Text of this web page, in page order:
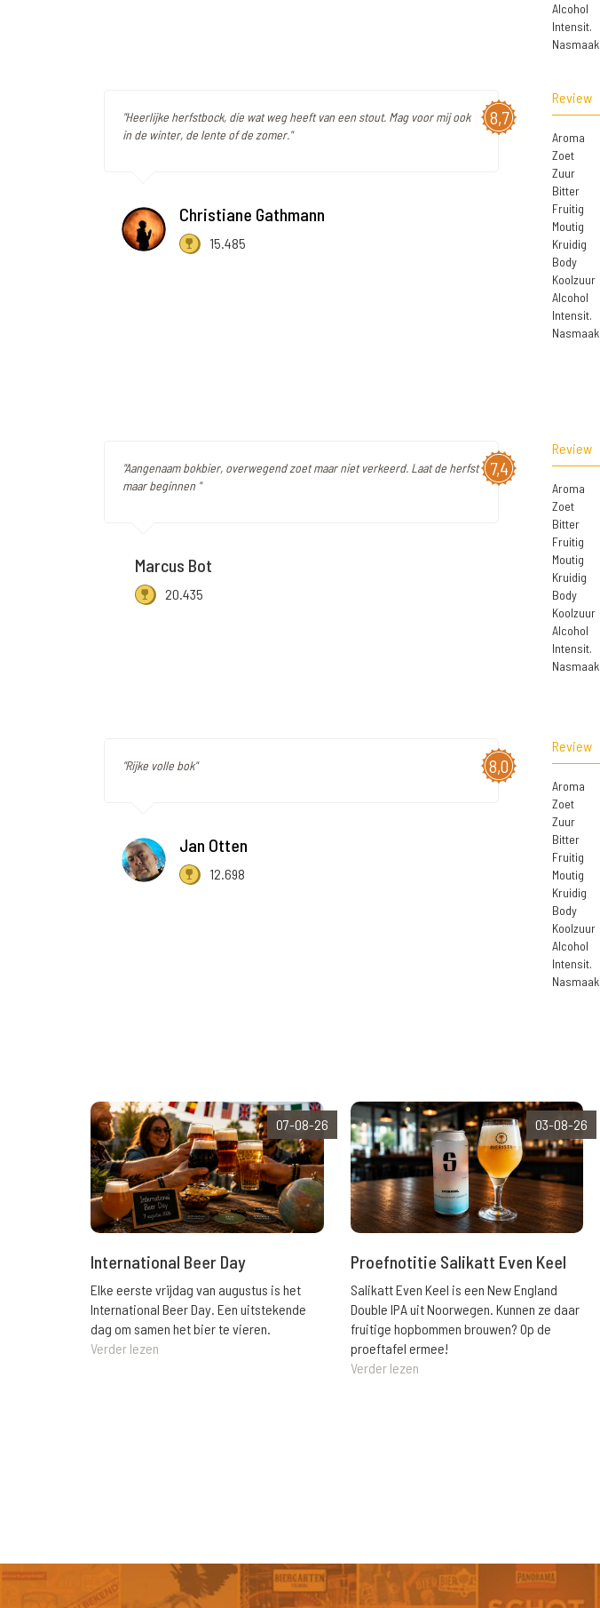
Alcohol
Intensit.
Nasmaak
8,7
"Heerlijke herfstbock, die wat weg heeft van een stout. Mag voor mij ook
in de winter, de lente of de zomer."
Christiane Gathmann
15.485
Review
Aroma
Zoet
Zuur
Bitter
Fruitig
Moutig
Kruidig
Body
Koolzuur
Alcohol
Intensit.
Nasmaak
7,4
"Aangenaam bokbier, overwegend zoet maar niet verkeerd. Laat de herfst
maar beginnen "
Marcus Bot
20.435
Review
Aroma
Zoet
Bitter
Fruitig
Moutig
Kruidig
Body
Koolzuur
Alcohol
Intensit.
Nasmaak
8,0
"Rijke volle bok"
Jan Otten
12.698
Review
Aroma
Zoet
Zuur
Bitter
Fruitig
Moutig
Kruidig
Body
Koolzuur
Alcohol
Intensit.
Nasmaak
07-08-26
International Beer Day
Elke eerste vrijdag van augustus is het
International Beer Day. Een uitstekende
dag om samen het bier te vieren.
Verder lezen
03-08-26
Proefnotitie Salikatt Even Keel
Salikatt Even Keel is een New England
Double IPA uit Noorwegen. Kunnen ze daar
fruitige hopbommen brouwen? Op de
proeftafel ermee!
Verder lezen